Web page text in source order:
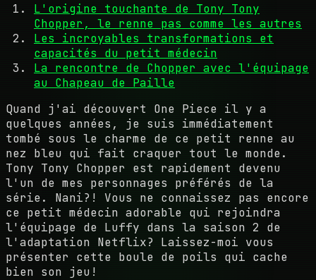
L'origine touchante de Tony Tony
Chopper, le renne pas comme les autres
Les incroyables transformations et
capacités du petit médecin
La rencontre de Chopper avec l'équipage
au Chapeau de Paille
Quand j'ai découvert One Piece il y a
quelques années, je suis immédiatement
tombé sous le charme de ce petit renne au
nez bleu qui fait craquer tout le monde.
Tony Tony Chopper est rapidement devenu
l'un de mes personnages préférés de la
série. Nani?! Vous ne connaissez pas encore
ce petit médecin adorable qui rejoindra
l'équipage de Luffy dans la saison 2 de
l'adaptation Netflix? Laissez-moi vous
présenter cette boule de poils qui cache
bien son jeu!